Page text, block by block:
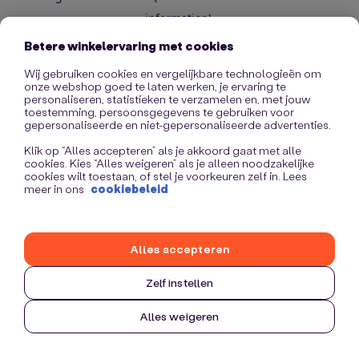
information).
Betere winkelervaring met cookies
Wij gebruiken cookies en vergelijkbare technologieën om
onze webshop goed te laten werken, je ervaring te
personaliseren, statistieken te verzamelen en, met jouw
toestemming, persoonsgegevens te gebruiken voor
gepersonaliseerde en niet-gepersonaliseerde advertenties.
Klik op “Alles accepteren” als je akkoord gaat met alle
cookies. Kies “Alles weigeren” als je alleen noodzakelijke
cookies wilt toestaan, of stel je voorkeuren zelf in. Lees
meer in ons cookiebeleid
Zelf instellen
Alles weigeren
Alles accepteren